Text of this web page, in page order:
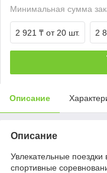
Минимальная сумма
2 921 ₸ от 20 шт. 2
Описание
Описание
Увлекательные
спортивные